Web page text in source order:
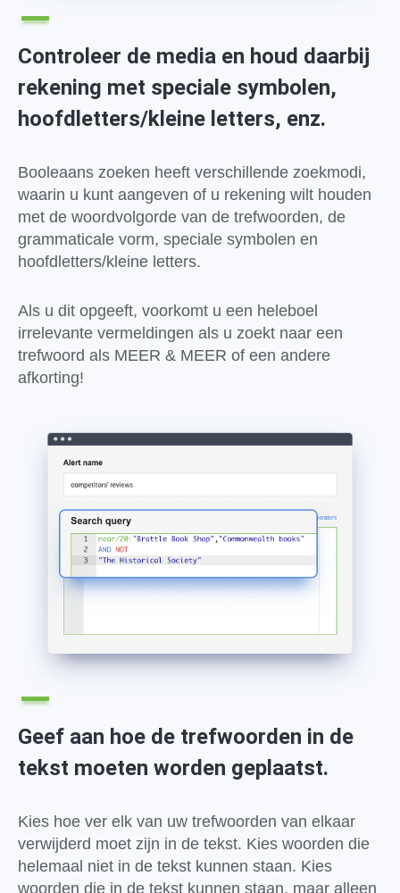
Controleer de media en houd daarbij
rekening met speciale symbolen,
hoofdletters/kleine letters, enz.
Booleaans zoeken heeft verschillende zoekmodi,
waarin u kunt aangeven of u rekening wilt houden
met de woordvolgorde van de trefwoorden, de
grammaticale vorm, speciale symbolen en
hoofdletters/kleine letters.
Als u dit opgeeft, voorkomt u een heleboel
irrelevante vermeldingen als u zoekt naar een
trefwoord als MEER & MEER of een andere
afkorting!
Geef aan hoe de trefwoorden in de
tekst moeten worden geplaatst.
Kies hoe ver elk van uw trefwoorden van elkaar
verwijderd moet zijn in de tekst. Kies woorden die
helemaal niet in de tekst kunnen staan. Kies
woorden die in de tekst kunnen staan, maar alleen